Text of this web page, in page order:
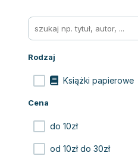
Rodzaj
Książki papierowe
Cena
do 10zł
od 10zł do 30zł